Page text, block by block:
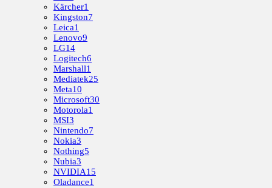
Kärcher1
Kingston7
Leica1
Lenovo9
LG14
Logitech6
Marshall1
Mediatek25
Meta10
Microsoft30
Motorola1
MSI3
Nintendo7
Nokia3
Nothing5
Nubia3
NVIDIA15
Oladance1